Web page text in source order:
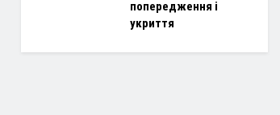
попередження і
укриття